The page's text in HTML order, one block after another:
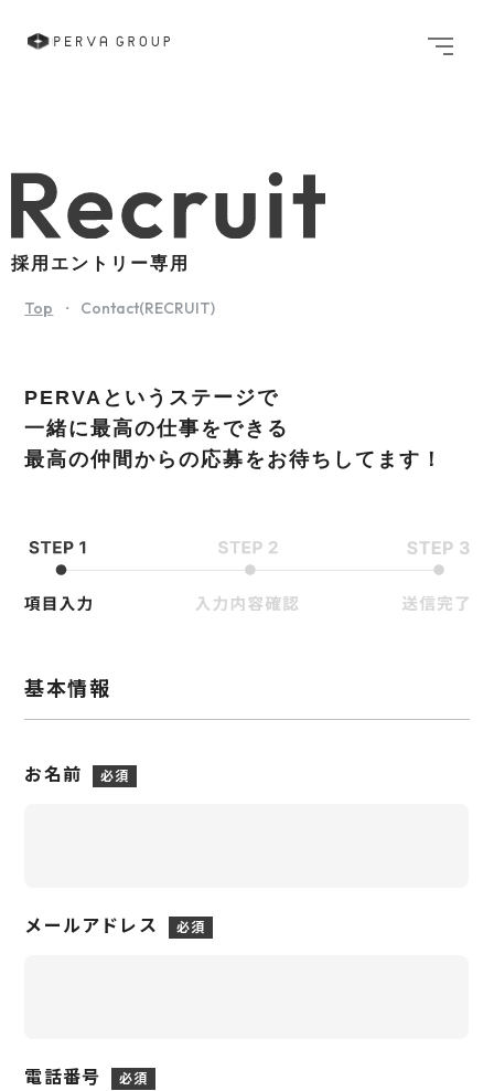
メニュ
採用エントリー専用
Top Contact(RECRUIT)
PERVAというステージで
一緒に最高の仕事をできる
最高の仲間からの応募をお待ちしてます！
基本情報
お名前
メールアドレス
電話番号